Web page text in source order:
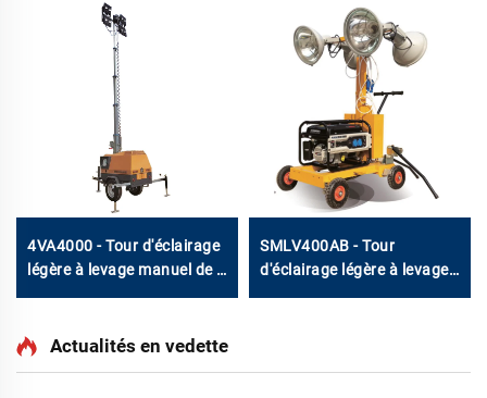
4VA4000 - Tour d'éclairage
légère à levage manuel de 7
m
SMLV400AB - Tour
d'éclairage légère à levage
manuel de 5 m
Actualités en vedette